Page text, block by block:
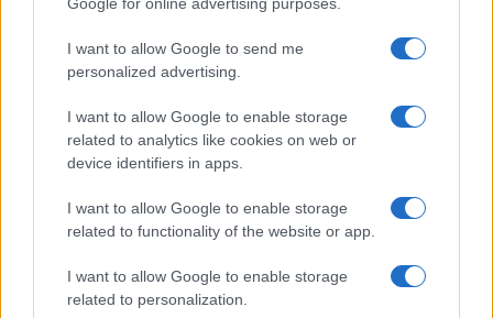
I want to allow Google to send me
personalized advertising.
I want to allow Google to enable storage
related to analytics like cookies on web or
device identifiers in apps.
I want to allow Google to enable storage
related to functionality of the website or app.
I want to allow Google to enable storage
related to personalization.
ΚΟΙΝΩΝΊΑ
Καθοριστική η
συμβολή των
κατοίκων της
Κλεισούρας στην
πυρκαγιά της
ανακοίνωση της
Το Πανεπιστήμιο
Δυτικής Μακεδονίας
συνάντηση του έργου
URBANFLOODS